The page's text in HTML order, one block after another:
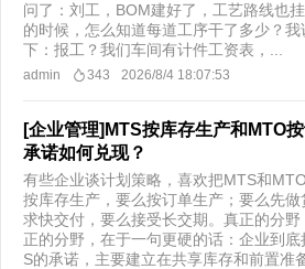
问了：刘工，BOM建好了，工艺路线也
的时候，怎么知道每道工序干了多少？
下：报工？我们车间有计件工资表，...
admin 343 2026/8/4 18:07:53
[企业管理]MTS按库存生产和MTO
承诺如何兑现？
有些企业谈计划策略，喜欢把MTS和
按库存生产，要么按订单生产；要么先
求快交付，要么接受长交期。真正的分
正的分野，在于一句更硬的话：企业到
S的承诺，主要建立在共享库存和前置准